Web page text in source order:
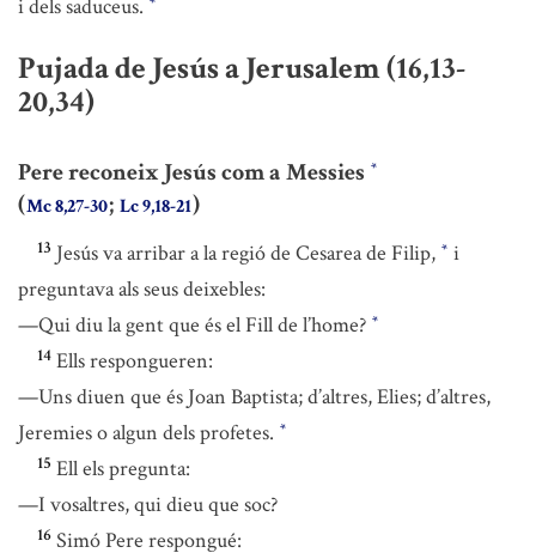
i dels saduceus.
Pujada de Jesús a Jerusalem (16,13-
20,34)
Pere reconeix Jesús com a Messies *
(Mc 8,27-30; Lc 9,18-21)
13 Jesús va arribar a la regió de Cesarea de Filip, * i
preguntava als seus deixebles:
—Qui diu la gent que és el Fill de l’home? *
14 Ells respongueren:
—Uns diuen que és Joan Baptista; d’altres, Elies; d’altres,
Jeremies o algun dels profetes. *
15 Ell els pregunta:
—I vosaltres, qui dieu que soc?
16 Simó Pere respongué: